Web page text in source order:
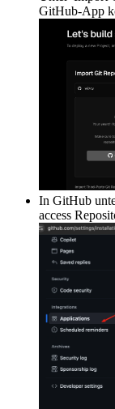
GitHub-App
In GitHub
access